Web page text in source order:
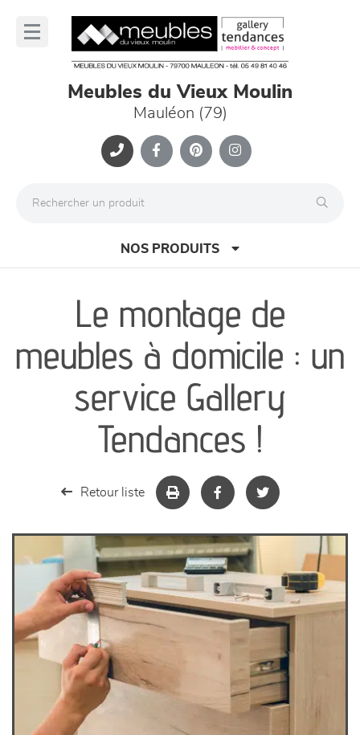
Meubles du Vieux Moulin
Mauléon (79)
NOS PRODUITS
canapés et fauteuils
séjours
décoration
Le montage de
meubles à domicile : un
service Gallery
Tendances !
Retour liste